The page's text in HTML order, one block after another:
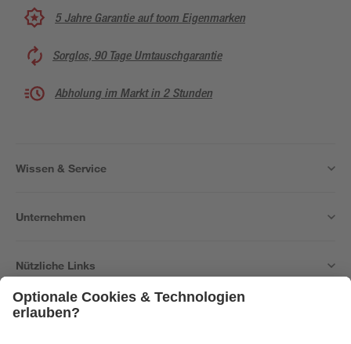
5 Jahre Garantie auf toom Eigenmarken
Sorglos, 90 Tage Umtauschgarantie
Abholung im Markt in 2 Stunden
Wissen & Service
Unternehmen
Nützliche Links